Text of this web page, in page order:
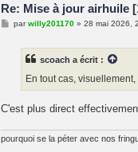
Re: Mise à jour airhuile
Mparwilly201170» 28 mai 2026,
scoach a écrit :
En tout cas,
C'est plus direct
pourquoi se la péter avec nos